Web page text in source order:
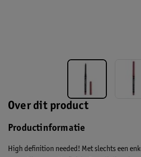
Over dit product
Productinformatie
High definition needed! Met slechts een